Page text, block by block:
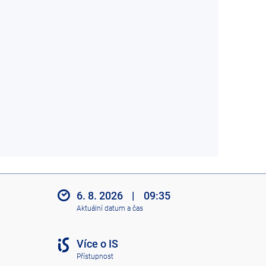
6. 8. 2026 | 09:35
Aktuální datum a čas
Více o IS
Přístupnost